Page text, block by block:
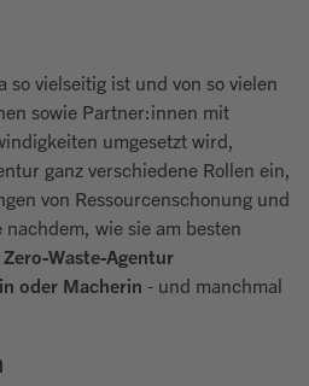
so vielseitig ist und von so vielen
sowie Partner:innen mit
umgesetzt wird,
ganz verschiedene Rollen ein,
von Ressourcenschonung und
wie sie am besten
Waste-Agentur
oder Macherin - und manchmal